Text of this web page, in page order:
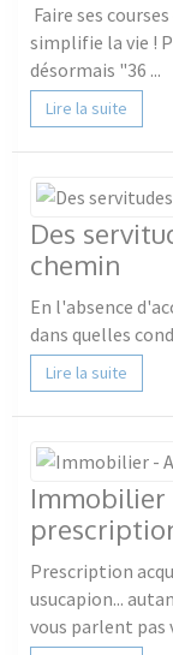
Faire ses
simplifie la vie !
désormais "36 ...
Lire la suite
Des
chemin
En l'absence
dans quelles
Lire la suite
Immobilier
Prescription
usucapion...
vous parlent pas